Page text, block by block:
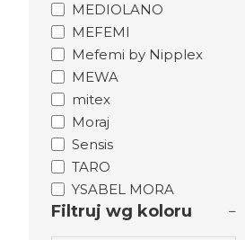
MEDIOLANO
MEFEMI
Mefemi by Nipplex
MEWA
mitex
Moraj
Sensis
TARO
YSABEL MORA
Filtruj wg koloru